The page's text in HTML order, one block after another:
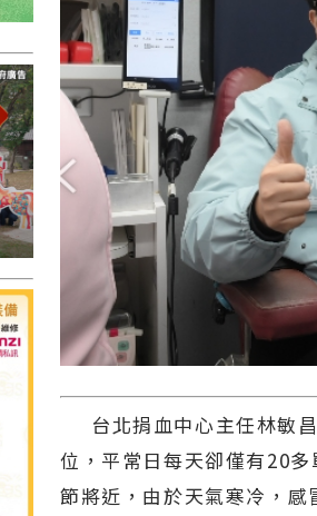
台北捐血中心主任林敏
位，平常日每天卻僅有20
節將近，由於天氣寒冷，